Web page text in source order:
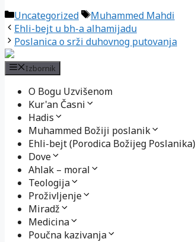
Kategorije
Uncategorized Oznake
Muhammed Mahdi
Ehli-bejt u bh-a alhamijadu
Poslanica o srži duhovnog putovanja
Izbornik
O Bogu Uzvišenom
Kur'an Časni
Hadis
Muhammed Božiji poslanik
Ehli-bejt (Porodica Božijeg Poslanika)
Dove
Ahlak – moral
Teologija
Proživljenje
Miradž
Medicina
Poučna kazivanja